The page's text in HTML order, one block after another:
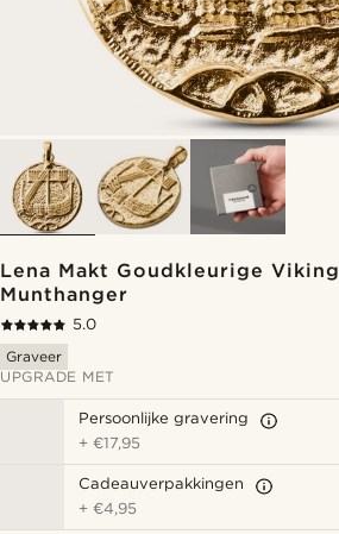
Lena Makt Goudkleurige Viking
Munthanger
5.0
Graveer
UPGRADE MET
Persoonlijke gravering
+€17,95
Cadeauverpakkingen
+€4,95